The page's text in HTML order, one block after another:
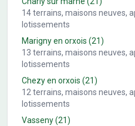
14terrains, maisons neuves,
lotissements
Marigny en orxois (21)
13 terrains, maisons neuves,
lotissements
Chezy en orxois (21)
12 terrains, maisons neuves,
lotissements
Vasseny(21)